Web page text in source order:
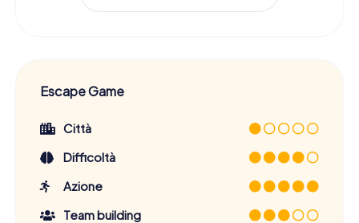
Escape Game
Città
Difficoltà
Azione
Team building